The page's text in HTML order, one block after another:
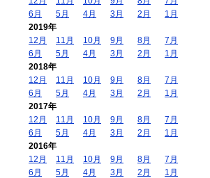
6月
5月 4月 3月 2月
1月
2019年
12月
11月 10月 9月 8月
7月
6月
5月 4月 3月 2月
1月
2018年
12月
11月 10月 9月 8月
7月
6月
5月 4月 3月 2月
1月
2017年
12月
11月 10月 9月 8月
7月
6月
5月 4月 3月 2月
1月
2016年
12月
11月 10月 9月 8月
7月
6月
5月 4月 3月 2月
1月